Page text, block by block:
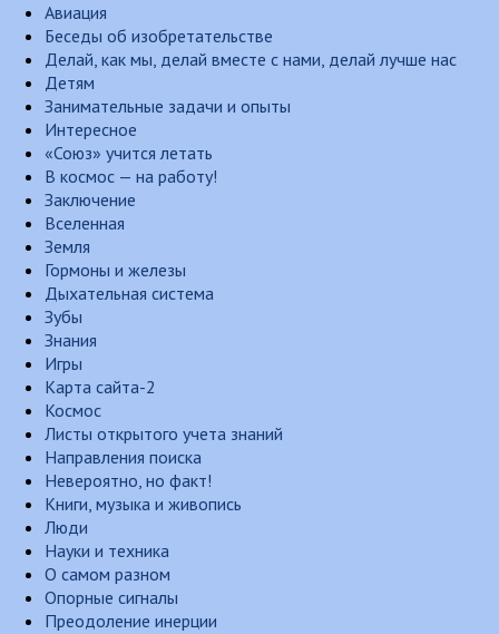
Авиация
Беседы об изобретательстве
Делай, как мы, делай вместе с нами, делай лучше нас
Детям
Занимательные задачи и опыты
Интересное
«Союз» учится летать
В космос — на работу!
Заключение
Вселенная
Земля
Гормоны и железы
Дыхательная система
Зубы
Знания
Игры
Карта сайта-2
Космос
Листы открытого учета знаний
Направления поиска
Невероятно, но факт!
Книги, музыка и живопись
Люди
Науки и техника
О самом разном
Опорные сигналы
Преодоление инерции